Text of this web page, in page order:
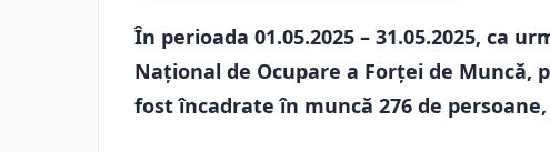
În perioada 01.05.2025 – 31.05.2025, ca
Naţional de Ocupare a Forţei de Muncă,
fost încadrate în muncă 276 de